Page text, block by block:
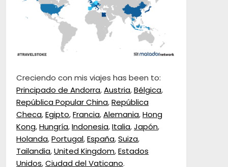
Creciendo con mis viajes has been to:
Principado de Andorra,Austria,Bélgica,
República Popular China,República
Checa,Egipto,Francia,Alemania,Hong
Kong,Hungría,Indonesia,Italia,Japón,
Holanda,Portugal,España,Suiza,
Tailandia,United Kingdom,Estados
Unidos,Ciudad del Vaticano.